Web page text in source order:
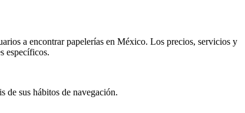
a encontrar papelerías en México. Los precios, servicios y
específicos.
de sus hábitos de navegación.